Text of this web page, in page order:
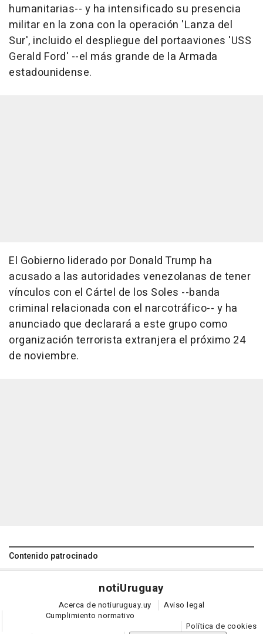
humanitarias-- y ha intensificado su presencia
militar en la zona con la operación 'Lanza del
Sur', incluido el despliegue del portaaviones 'USS
Gerald Ford' --el más grande de la Armada
estadounidense.
El Gobierno liderado por Donald Trump ha
acusado a las autoridades venezolanas de tener
vínculos con el Cártel de los Soles --banda
criminal relacionada con el narcotráfico-- y ha
anunciado que declarará a este grupo como
organización terrorista extranjera el próximo 24
de noviembre.
Contenido patrocinado
notiUruguay
Acerca de notiuruguay.uy
Aviso legal
Cumplimiento normativo
Política de cookies